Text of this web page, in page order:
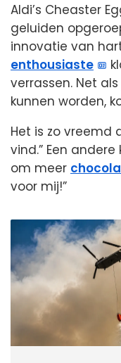
Aldi’s Cheaster
geluiden
innovatie van
enthousiaste
verrassen. Net
kunnen worden,
Het is zo vreemd
vind.” Een
om meer
voor mij!”